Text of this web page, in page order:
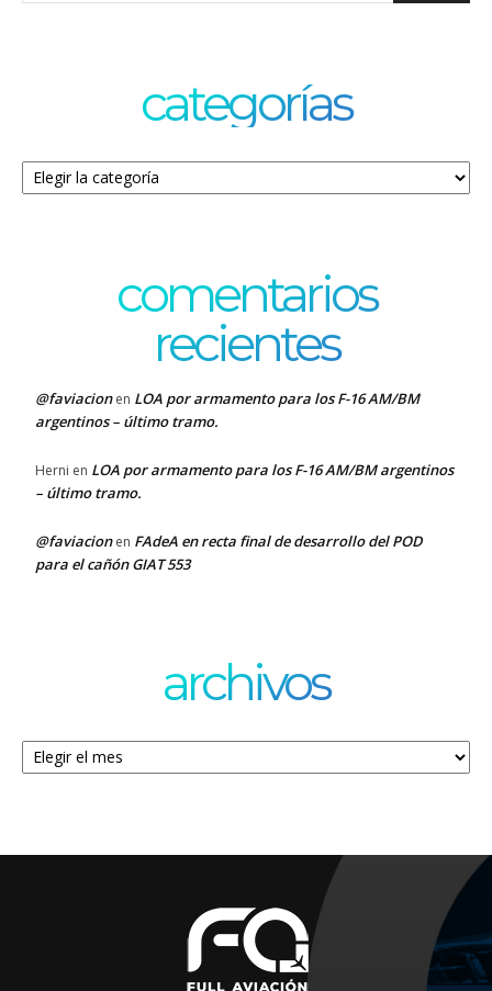
categorías
Categorías
comentarios
recientes
@faviacionen LOA por armamento para los F-16 AM/BM
argentinos – último tramo.
Herni en LOA por armamento para los F-16 AM/BM argentinos
– último tramo.
@faviacionen FAdeA en recta final de desarrollo del POD
para el cañón GIAT 553
archivos
Archivos